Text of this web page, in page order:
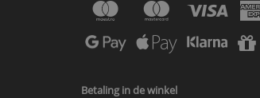
Betaling in de winkel